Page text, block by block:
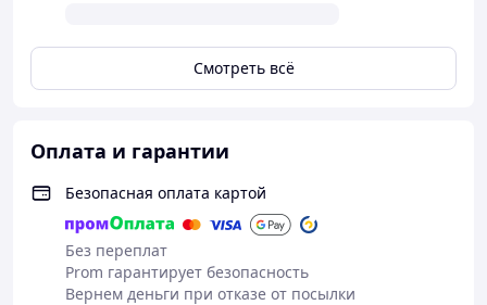
Смотреть всё
Оплата и гарантии
Безопасная оплата картой
Без переплат
Prom гарантирует безопасность
Вернем деньги при отказе от посылки